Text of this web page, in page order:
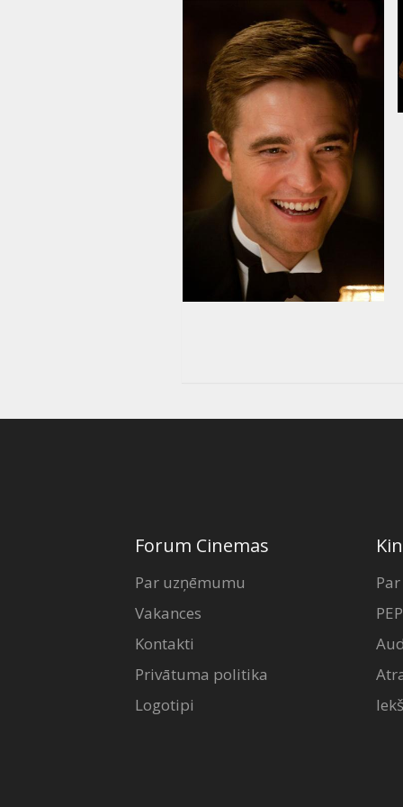
Forum Cinemas
Par uzņēmumu
Vakances
Kontakti
Privātuma politika
Logotipi